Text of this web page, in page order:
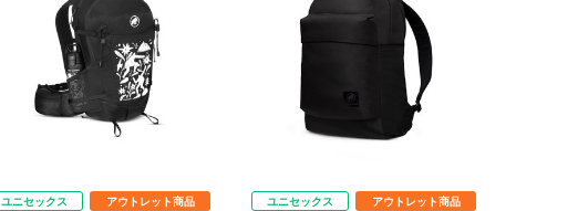
ユニセックス アウトレット商品 ユニセックス アウトレット商品